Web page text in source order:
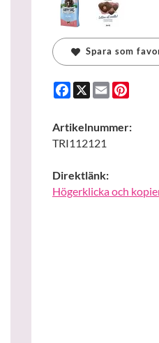
Spara som
Facebook
X Email
Artikelnummer:
TRI112121
Direktlänk:
Högerklicka och